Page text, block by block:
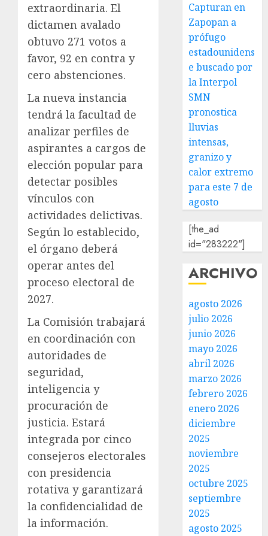
extraordinaria. El
dictamen avalado
obtuvo 271 votos a
favor, 92 en contra y
cero abstenciones.
La nueva instancia
tendrá la facultad de
analizar perfiles de
aspirantes a cargos de
elección popular para
detectar posibles
vínculos con
actividades delictivas.
Según lo establecido,
el órgano deberá
operar antes del
proceso electoral de
2027.
La Comisión trabajará
en coordinación con
autoridades de
seguridad,
inteligencia y
procuración de
justicia. Estará
integrada por cinco
consejeros electorales
con presidencia
rotativa y garantizará
la confidencialidad de
la información.
Capturan en
Zapopan a
prófugo
estadounidens
e buscado por
la Interpol
SMN
pronostica
lluvias
intensas,
granizo y
calor extremo
para este 7 de
agosto
[the_ad
id="283222"]
ARCHIVO
agosto 2026
julio 2026
junio 2026
mayo 2026
abril 2026
marzo 2026
febrero 2026
enero 2026
diciembre
2025
noviembre
2025
octubre 2025
septiembre
2025
agosto 2025